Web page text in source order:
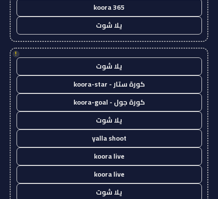
koora 365
يلا شوت
!
يلا شوت
كورة ستار - koora-star
كورة جول - koora-goal
يلا شوت
yalla shoot
koora live
koora live
يلا شوت